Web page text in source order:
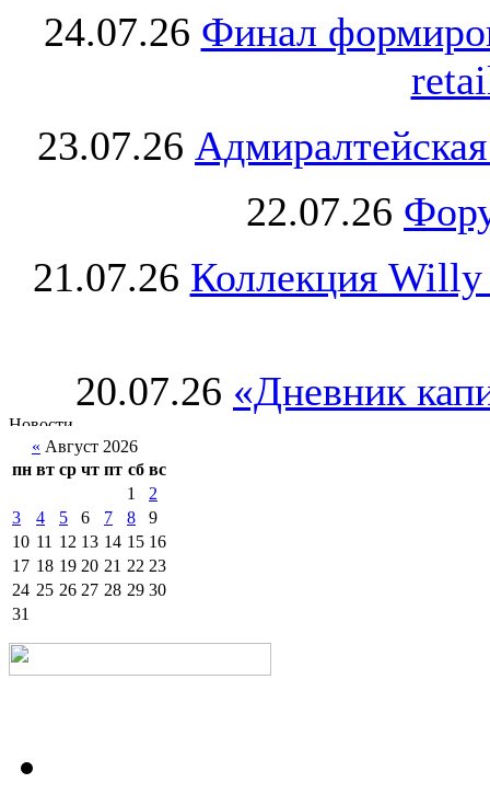
24.07.26 Финал
23.07.26
22.07.26
21.07.26 Коллекция Willy
20.07.26 «Дневник
« Август 2026
пн вт ср чт пт сб вс
1
2
3
4 5 6 7 8
9
10 11 12 13 14 15 16
17 18 19 20 21 22 23
24 25 26 27 28 29 30
31